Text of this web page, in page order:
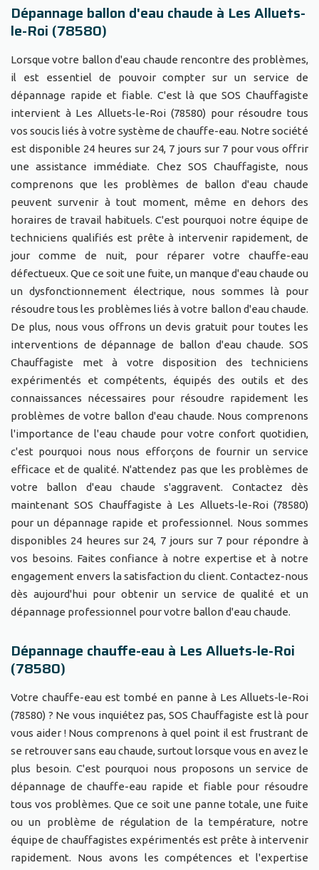
Dépannage ballon d'eau chaude à Les Alluets-
le-Roi (78580)
Lorsque votre ballon d'eau chaude rencontre des problèmes,
il est essentiel de pouvoir compter sur un service de
dépannage rapide et fiable. C'est là que SOS Chauffagiste
intervient à Les Alluets-le-Roi (78580) pour résoudre tous
vos soucis liés à votre système de chauffe-eau. Notre société
est disponible 24 heures sur 24, 7 jours sur 7 pour vous offrir
une assistance immédiate. Chez SOS Chauffagiste, nous
comprenons que les problèmes de ballon d'eau chaude
peuvent survenir à tout moment, même en dehors des
horaires de travail habituels. C'est pourquoi notre équipe de
techniciens qualifiés est prête à intervenir rapidement, de
jour comme de nuit, pour réparer votre chauffe-eau
défectueux. Que ce soit une fuite, un manque d'eau chaude ou
un dysfonctionnement électrique, nous sommes là pour
résoudre tous les problèmes liés à votre ballon d'eau chaude.
De plus, nous vous offrons un devis gratuit pour toutes les
interventions de dépannage de ballon d'eau chaude. SOS
Chauffagiste met à votre disposition des techniciens
expérimentés et compétents, équipés des outils et des
connaissances nécessaires pour résoudre rapidement les
problèmes de votre ballon d'eau chaude. Nous comprenons
l'importance de l'eau chaude pour votre confort quotidien,
c'est pourquoi nous nous efforçons de fournir un service
efficace et de qualité. N'attendez pas que les problèmes de
votre ballon d'eau chaude s'aggravent. Contactez dès
maintenant SOS Chauffagiste à Les Alluets-le-Roi (78580)
pour un dépannage rapide et professionnel. Nous sommes
disponibles 24 heures sur 24, 7 jours sur 7 pour répondre à
vos besoins. Faites confiance à notre expertise et à notre
engagement envers la satisfaction du client. Contactez-nous
dès aujourd'hui pour obtenir un service de qualité et un
dépannage professionnel pour votre ballon d'eau chaude.
Dépannage chauffe-eau à Les Alluets-le-Roi
(78580)
Votre chauffe-eau est tombé en panne à Les Alluets-le-Roi
(78580) ? Ne vous inquiétez pas, SOS Chauffagiste est là pour
vous aider ! Nous comprenons à quel point il est frustrant de
se retrouver sans eau chaude, surtout lorsque vous en avez le
plus besoin. C'est pourquoi nous proposons un service de
dépannage de chauffe-eau rapide et fiable pour résoudre
tous vos problèmes. Que ce soit une panne totale, une fuite
ou un problème de régulation de la température, notre
équipe de chauffagistes expérimentés est prête à intervenir
rapidement. Nous avons les compétences et l'expertise